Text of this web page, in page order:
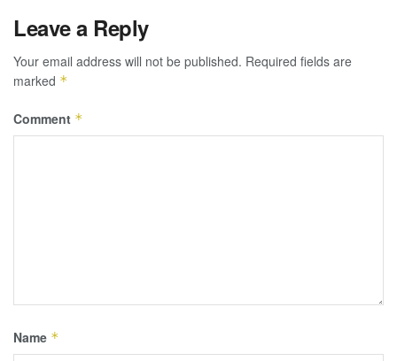
Leave a Reply
Your email address will not be published. Required fields are
marked *
Comment *
Name *